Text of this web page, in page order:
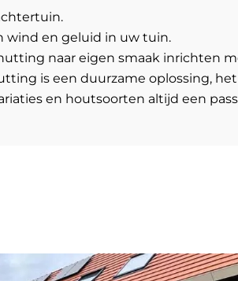
wind en geluid in uw tuin.
naar eigen smaak inrichten
is een duurzame oplossing,
en houtsoorten altijd een